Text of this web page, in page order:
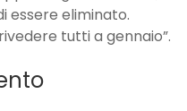
essere eliminato.
tutti a gennaio”.